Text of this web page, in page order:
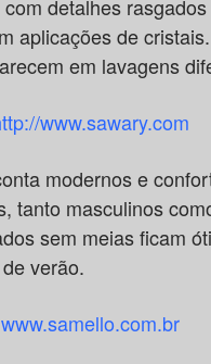
detalhes
aplicações de
em lavagens
www.sawary.com
modernos e
tanto masculinos
sem meias ficam
verão.
www.samello.com.br